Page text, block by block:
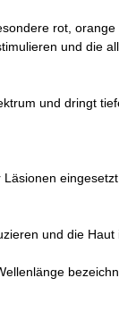
rot, orange
und die
und dringt
und die Haut